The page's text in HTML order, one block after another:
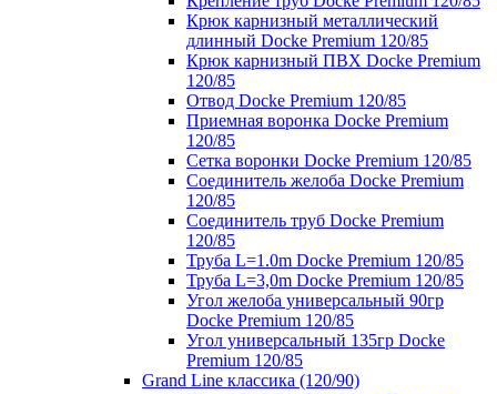
Крюк карнизный металлический
длинный Docke Premium 120/85
Крюк карнизный ПВХ Docke Premium
120/85
Отвод Docke Premium 120/85
Приемная воронка Docke Premium
120/85
Сетка воронки Docke Premium 120/85
Соединитель желоба Docke Premium
120/85
Соединитель труб Docke Premium
120/85
Труба L=1.0m Docke Premium 120/85
Труба L=3,0m Docke Premium 120/85
Угол желоба универсальный 90гр
Docke Premium 120/85
Угол универсальный 135гр Docke
Premium 120/85
Grand Line классика (120/90)